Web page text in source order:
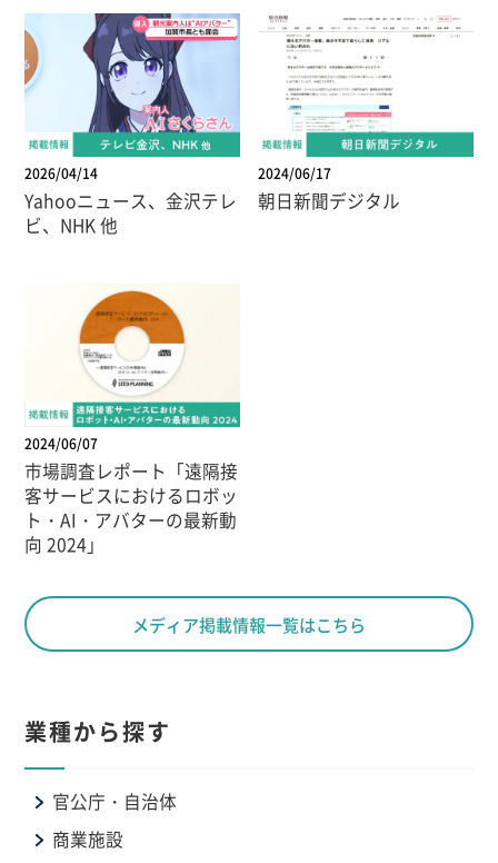
2026/04/14
Yahooニュース、金沢テレ
ビ、NHK 他
2024/06/17
朝日新聞デジタル
2024/06/07
市場調査レポート「遠隔接
客サービスにおけるロボッ
ト・AI・アバターの最新動
向 2024」
メディア掲載情報一覧はこちら
業種から探す
官公庁・自治体
商業施設